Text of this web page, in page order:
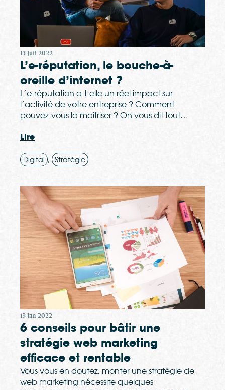
13 Juil 2022
L’e-réputation, le bouche-à-
oreille d’internet ?
L’e-réputation a-t-elle un réel impact sur
l’activité de votre entreprise ? Comment
pouvez-vous la maîtriser ? On vous dit tout…
Lire
Digital , Stratégie
13 Jan 2022
6 conseils pour bâtir une
stratégie web marketing
efficace et rentable
Vous vous en doutez, monter une stratégie de
web marketing nécessite quelques